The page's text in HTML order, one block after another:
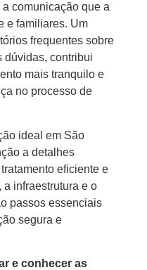
comunicação que a
e familiares. Um
frequentes sobre
dúvidas, contribui
mais tranquilo e
no processo de
ideal em São
a detalhes
eficiente e
infraestrutura e o
passos essenciais
segura e
e conhecer as